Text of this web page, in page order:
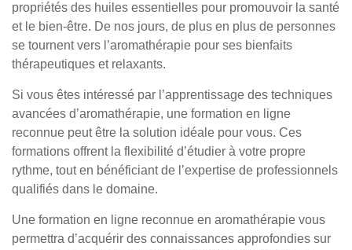
propriétés des huiles essentielles pour promouvoir la santé
et le bien-être. De nos jours, de plus en plus de personnes
se tournent vers l’aromathérapie pour ses bienfaits
thérapeutiques et relaxants.
Si vous êtes intéressé par l’apprentissage des techniques
avancées d’aromathérapie, une formation en ligne
reconnue peut être la solution idéale pour vous. Ces
formations offrent la flexibilité d’étudier à votre propre
rythme, tout en bénéficiant de l’expertise de professionnels
qualifiés dans le domaine.
Une formation en ligne reconnue en aromathérapie vous
permettra d’acquérir des connaissances approfondies sur